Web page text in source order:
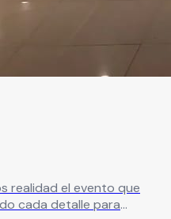
realidad el evento que
cada detalle para